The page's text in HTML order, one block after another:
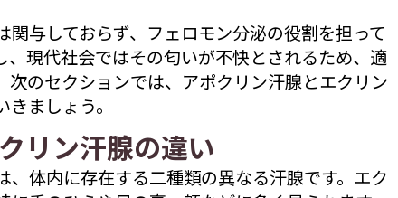
関与しておらず、フェロモン分泌の役割を担って
、現代社会ではその匂いが不快とされるため、適
次のセクションでは、アポクリン汗腺とエクリン
ましょう。
リン汗腺の違い
、体内に存在する二種類の異なる汗腺です。エク